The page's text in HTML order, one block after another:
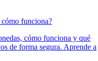
cómo funciona?
cómo funciona y qué
de forma segura. Aprende a